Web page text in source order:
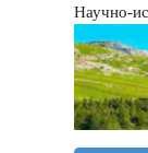
Научно-